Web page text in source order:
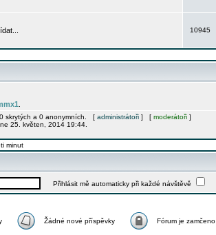
10945
skrytých a 0 anonymních. [ administrátoři ] [ moderátoři ]
25. květen, 2014 19:44.
minut
Přihlásit mě automaticky při každé návštěvě
Žádné nové příspěvky Fórum je zamčeno